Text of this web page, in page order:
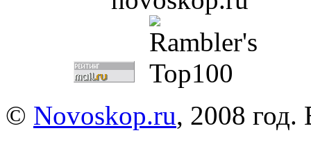
© Novoskop.ru, 2008